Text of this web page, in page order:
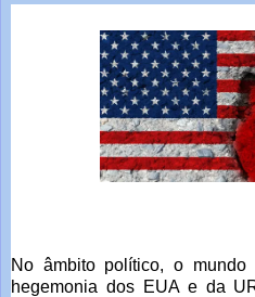
No âmbito político, o mundo
hegemonia dos EUA e da